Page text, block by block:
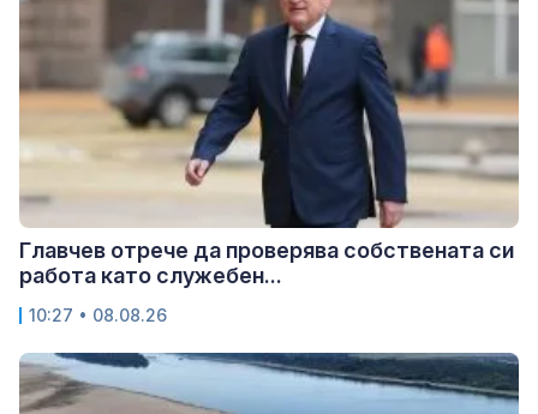
Главчев отрече да проверява собствената си
работа като служебен...
10:27 • 08.08.26